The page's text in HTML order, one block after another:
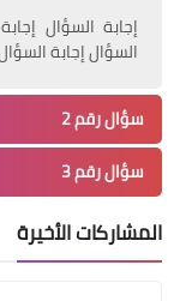
خبرٌ صحفيّ
لبنانَ
إجابة السؤال
السؤال إجابة
سؤال رقم 2
سؤال رقم 3
المشاركات الأخيرة